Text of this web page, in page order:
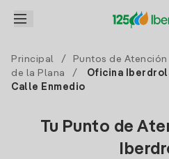
Principal / Puntos de Atención
de la Plana
/
Oficina
Calle Enmedio
Tu Punto de